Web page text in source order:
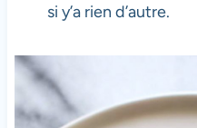
si y’a rien d’autre.